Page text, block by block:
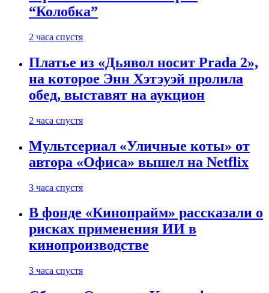
“Колобка”
2 часа спустя
Платье из «Дьявол носит Prada 2»,
на которое Энн Хэтэуэй пролила
обед, выставят на аукцион
2 часа спустя
Мультсериал «Уличные коты» от
автора «Офиса» вышел на Netflix
3 часа спустя
В фонде «Кинопрайм» рассказали о
рисках применения ИИ в
кинопроизводстве
3 часа спустя